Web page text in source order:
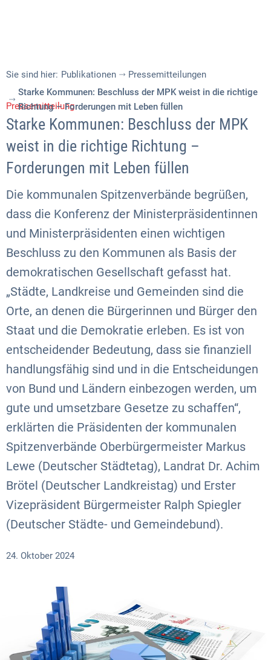
Sie sind hier: Publikationen
Pressemitteilungen
Starke Kommunen: Beschluss der MPK weist in die richtige
Richtung – Forderungen mit Leben füllen
Pressemitteilung
Starke Kommunen: Beschluss der MPK
weist in die richtige Richtung –
Forderungen mit Leben füllen
Die kommunalen Spitzenverbände begrüßen,
dass die Konferenz der Ministerpräsidentinnen
und Ministerpräsidenten einen wichtigen
Beschluss zu den Kommunen als Basis der
demokratischen Gesellschaft gefasst hat.
„Städte, Landkreise und Gemeinden sind die
Orte, an denen die Bürgerinnen und Bürger den
Staat und die Demokratie erleben. Es ist von
entscheidender Bedeutung, dass sie finanziell
handlungsfähig sind und in die Entscheidungen
von Bund und Ländern einbezogen werden, um
gute und umsetzbare Gesetze zu schaffen“,
erklärten die Präsidenten der kommunalen
Spitzenverbände Oberbürgermeister Markus
Lewe (Deutscher Städtetag), Landrat Dr. Achim
Brötel (Deutscher Landkreistag) und Erster
Vizepräsident Bürgermeister Ralph Spiegler
(Deutscher Städte- und Gemeindebund).
24. Oktober 2024